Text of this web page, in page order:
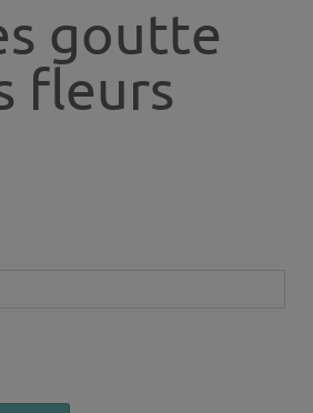
goutte
fleurs